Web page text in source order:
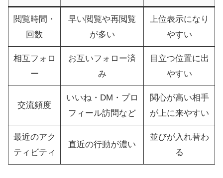
閲覧時間・
回数
早い閲覧や再閲覧
が多い
上位表示になり
やすい
相互フォロ
ー
お互いフォロー済
み
目立つ位置に出
やすい
交流頻度
いいね・DM・プロ
フィール訪問など
関心が高い相手
が上に来やすい
最近のアク
ティビティ
直近の行動が濃い
並びが入れ替わ
る